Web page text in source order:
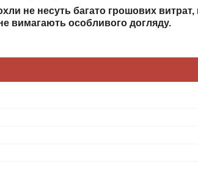
не несуть багато грошових витрат,
не вимагають особливого догляду.